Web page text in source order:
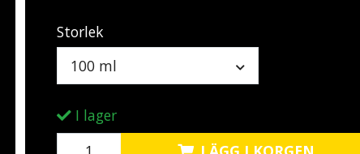
Storlek
100 ml
I lager